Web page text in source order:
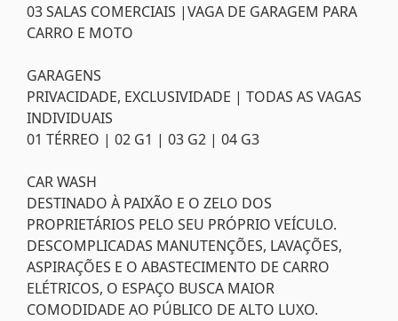
03 SALAS COMERCIAIS |VAGA DE GARAGEM PARA
CARRO E MOTO
GARAGENS
PRIVACIDADE, EXCLUSIVIDADE | TODAS AS VAGAS
INDIVIDUAIS
01 TÉRREO | 02 G1 | 03 G2 | 04 G3
CAR WASH
DESTINADO À PAIXÃO E O ZELO DOS
PROPRIETÁRIOS PELO SEU PRÓPRIO VEÍCULO.
DESCOMPLICADAS MANUTENÇÕES, LAVAÇÕES,
ASPIRAÇÕES E O ABASTECIMENTO DE CARRO
ELÉTRICOS, O ESPAÇO BUSCA MAIOR
COMODIDADE AO PÚBLICO DE ALTO LUXO.